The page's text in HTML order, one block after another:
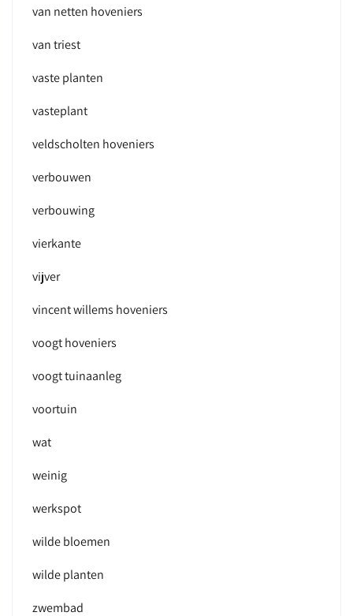
van netten hoveniers
van triest
vaste planten
vasteplant
veldscholten hoveniers
verbouwen
verbouwing
vierkante
vijver
vincent willems hoveniers
voogt hoveniers
voogt tuinaanleg
voortuin
wat
weinig
werkspot
wilde bloemen
wilde planten
zwembad